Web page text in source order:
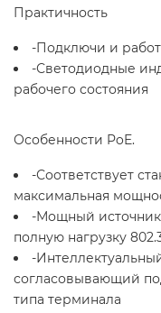
Практичность
-Подключи и
-Светодиодные
рабочего состояния
Особенности PoE.
-Соответствует
максимальная
-Мощный
полную нагрузку
-
согласовывающий
типа терминала